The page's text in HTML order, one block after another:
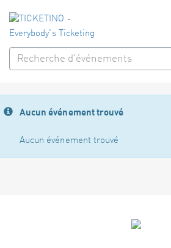
Aucun événement trouvé
Aucun événement trouvé